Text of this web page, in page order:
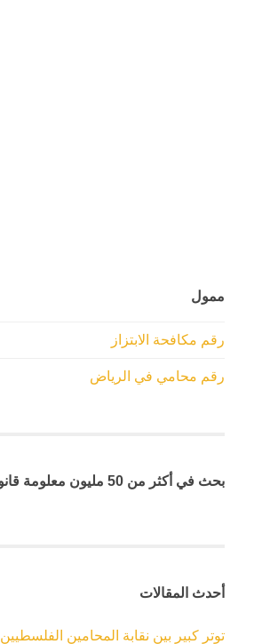
ممول
رقم مكافحة الابتزاز
رقم محامي في الرياض
بحث في أكثر من 50 مليون معلومة قانونية
أحدث المقالات
توتر كبير بين نقابة المحامين الفلسطيين